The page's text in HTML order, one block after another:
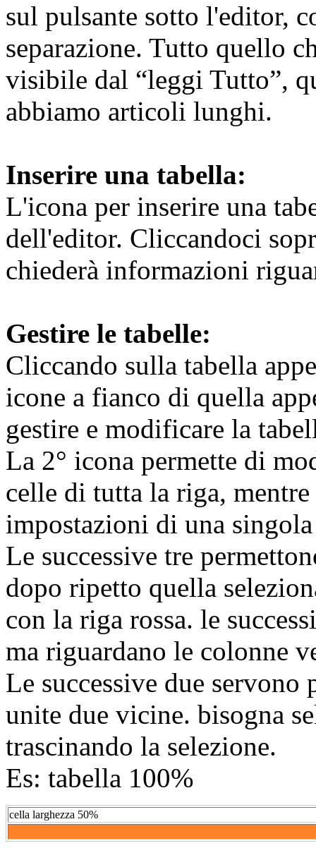
sul pulsante sotto l'editor,
separazione. Tutto quello
visibile dal “leggi Tutto”,
abbiamo articoli lunghi.
Inserire una tabella:
L'icona per inserire una
dell'editor. Cliccandoci
chiederà informazioni
Gestire le tabelle:
Cliccando sulla tabella
icone a fianco di quella
gestire e modificare la
La 2° icona permette di
celle di tutta la riga,
impostazioni di una
Le successive tre
dopo ripetto quella
con la riga rossa. le
ma riguardano le colonne
Le successive due servono
unite due vicine. bisogna
trascinando la selezione.
Es: tabella 100%
cella larghezza 50%